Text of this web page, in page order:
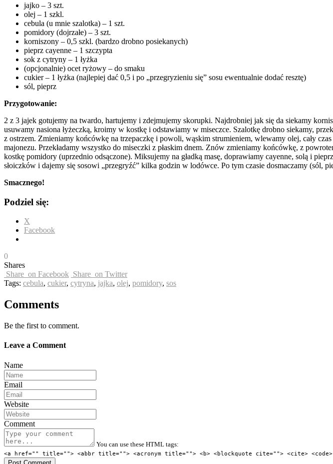
jajko – 3 szt.
olej – 1 szkl.
cebula (u mnie szalotka) – 1 szt.
pomidory (dojrzałe) – 3 szt.
korniszony – 0,5 szkl. (bardzo drobno posiekanych)
pieprz cayenne – 1 szczypta
sok z cytryny – 1 łyżka
(opcjonalnie) ocet ryżowy – do smaku
cukier – 1 łyżka (najlepiej dać 0,5 i po „przegryzieniu się” sosu ewentualnie dodać resztę)
sól, pieprz
Przygotowanie:
2 z 3 jajek gotujemy na twardo, hartujemy i zdejmujemy skorupki. Najdrobniej jak się da siekamy
usuwamy nasiona łyżeczką, kroimy w kostkę i odstawiamy w miseczce. Szalotkę drobno siekamy,
z ostrzem. Zmieniamy końcówkę na trzepaczkę i powoli, wąskim strumieniem, wlewamy olej, cały
majonezu. Przekładamy wszystko do miseczki z płaskim dnem. Znów zmieniamy końcówkę, z
kostkę pomidory (uprzednio odsączone). Miksujemy na gładką masę, doprawiamy cayenne, solą i
słoiczków i dajemy się sosowi „przegryźć” kilka godzin w lodówce. Po tym czasie dosmaczamy (sól,
Smacznego!
Podziel się:
X
Facebook
0
Shares
Share on Facebook Share on Twitter
Tags: cebula, cukier, cytryna, jajka, olej, pomidory, sos
Comments
Be the first to comment.
Leave a Comment
Name
Email
Website
Comment
You can use these HTML tags:
<a href="" title=""> <abbr title=""> <acronym title=""> <b> <blockquote cite=""> <cite>